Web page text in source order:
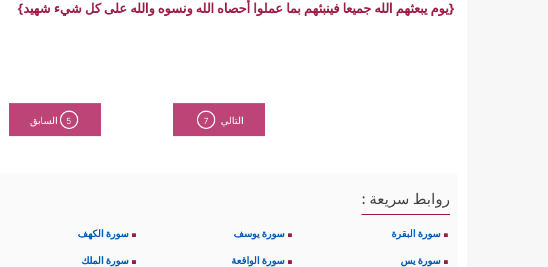
{يوم يبعثهم الله جميعا فينبئهم بما عملوا أحصاه الله ونسوه والله على كل شيء شهيد}
التالي 7
5 السابق
روابط سريعة :
سورة البقرة سورة يوسف سورة الكهف
سورة يس سورة الواقعة سورة الملك